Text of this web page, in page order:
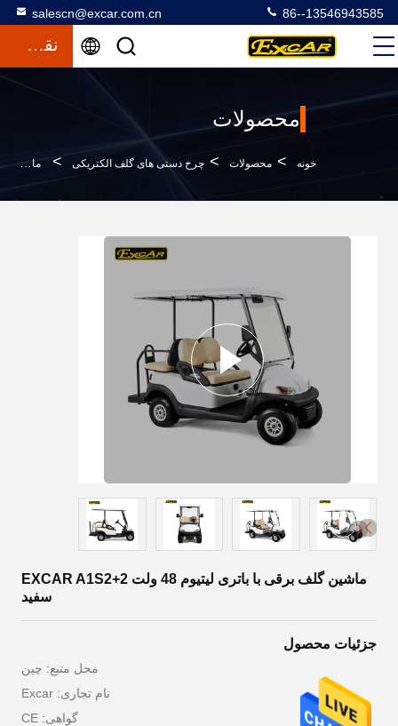
salescn@excar.com.cn 86--13546943585
نقل قول
محصولات
خونه > محصولات > چرخ دستی های گلف الکتریکی > ماشین گلف برقی با باتری لیتیوم 48 ولت EXCAR A1S2+2 سفید
ماشین گلف برقی با باتری لیتیوم 48 ولت EXCAR A1S2+2
سفید
جزئیات محصول
محل منبع: چین
نام تجاری: Excar
گواهی: CE